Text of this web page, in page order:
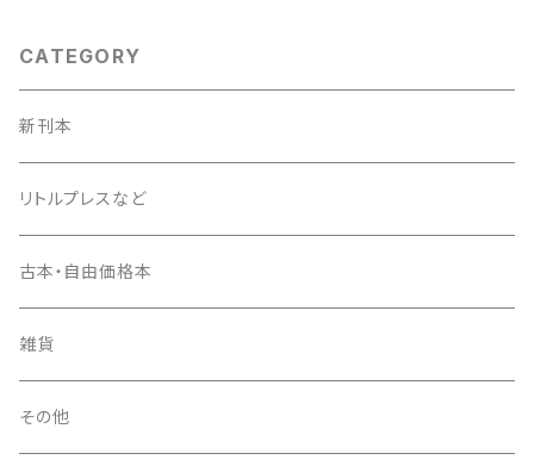
CATEGORY
新刊本
リトルプレスなど
古本・自由価格本
雑貨
その他